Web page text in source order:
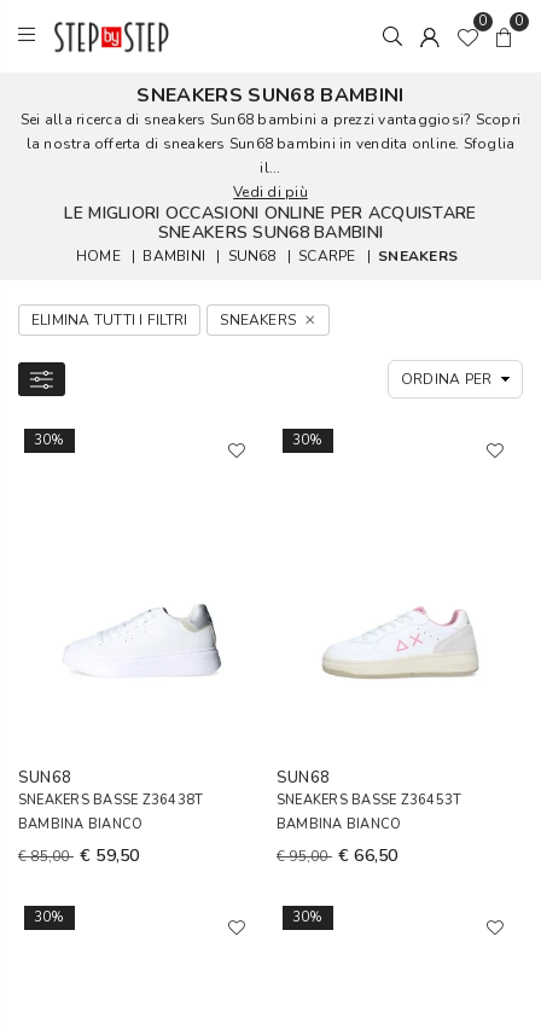
0 0
SNEAKERS SUN68 BAMBINI
Sei alla ricerca di sneakers Sun68 bambini a prezzi vantaggiosi? Scopri
la nostra offerta di sneakers Sun68 bambini in vendita online. Sfoglia
il...
Vedi di più
LE MIGLIORI OCCASIONI ONLINE PER ACQUISTARE
SNEAKERS SUN68 BAMBINI
HOME | BAMBINI | SUN68 | SCARPE | SNEAKERS
ELIMINA TUTTI I FILTRI SNEAKERS
30%
SUN68
SNEAKERS BASSE Z36438T
BAMBINA BIANCO
€ 85,00 € 59,50
30%
SUN68
SNEAKERS BASSE Z36453T
BAMBINA BIANCO
€ 95,00 € 66,50
30% 30%